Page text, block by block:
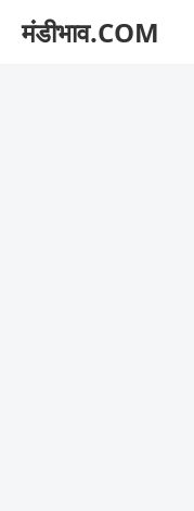
मंडीभाव.COM